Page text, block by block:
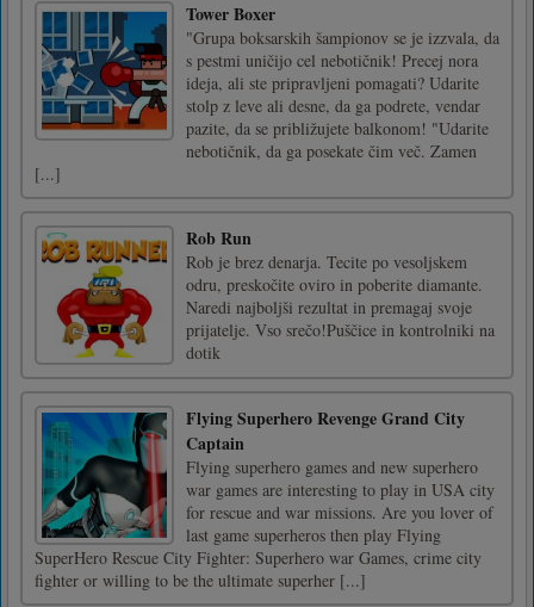
Tower Boxer
"Grupa boksarskih šampionov se je izzvala, da
s pestmi uničijo cel nebotičnik! Precej nora
ideja, ali ste pripravljeni pomagati? Udarite
stolp z leve ali desne, da ga podrete, vendar
pazite, da se približujete balkonom! "Udarite
nebotičnik, da ga posekate čim več. Zamen
[...]
Rob Run
Rob je brez denarja. Tecite po vesoljskem
odru, preskočite oviro in poberite diamante.
Naredi najboljši rezultat in premagaj svoje
prijatelje. Vso srečo!Puščice in kontrolniki na
dotik
Flying Superhero Revenge Grand City
Captain
Flying superhero games and new superhero
war games are interesting to play in USA city
for rescue and war missions. Are you lover of
last game superheros then play Flying
SuperHero Rescue City Fighter: Superhero war Games, crime city
fighter or willing to be the ultimate superher [...]